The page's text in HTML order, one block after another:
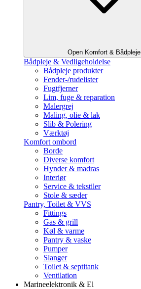
Open Komfort & Bådpleje
Bådpleje & Vedligeholdelse
Bådpleje produkter
Fender-/rudelister
Fugtfjerner
Lim, fuge & reparation
Malergrej
Maling, olie & lak
Slib & Polering
Værktøj
Komfort ombord
Borde
Diverse komfort
Hynder & madras
Interiør
Service & tekstiler
Stole & sæder
Pantry, Toilet & VVS
Fittings
Gas & grill
Køl & varme
Pantry & vaske
Pumper
Slanger
Toilet & septitank
Ventilation
Marineelektronik & El